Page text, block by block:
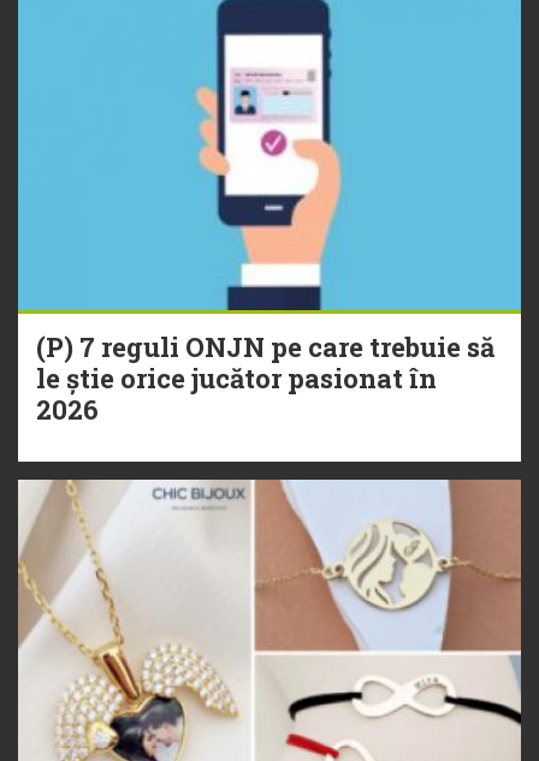
(P) 7 reguli ONJN pe care trebuie să
le știe orice jucător pasionat în
2026